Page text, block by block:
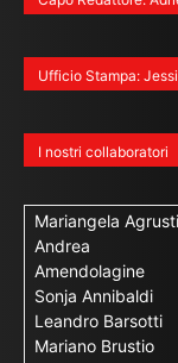
Ufficio Stampa:
I nostri collaboratori
Mariangela Agrusti
Andrea
Amendolagine
Sonja Annibaldi
Leandro Barsotti
Mariano Brustio